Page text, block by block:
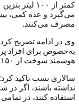
مصرف می‌کنند.
وی در ادامه تصریح
به‌خصوص برای افراد
هوشمند سوخت از ۱۵۰ لیتر در ماه به ۱۰۰ لیتر در ماه کاهش یافت.
سالاری نسب تاکید
نداشته باشند، اگر
استفاده کنند، در